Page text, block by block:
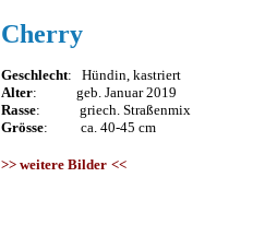
Cherry
Geschlecht: Hündin, kastriert
Alter: geb. Januar 2019
Rasse: griech. Straßenmix
Grösse: ca. 40-45 cm
>> weitere Bilder <<